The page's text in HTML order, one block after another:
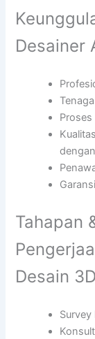
Desainer
Tahapan
Desain 3D
Survey